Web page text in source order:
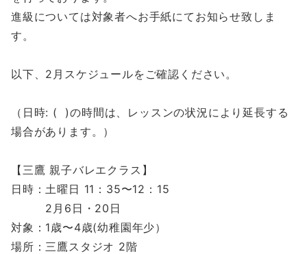
進級については対象者へお手紙にてお知らせ致しま
す。
以下、2月スケジュールをご確認ください。
（日時: ( )の時間は、レッスンの状況により延長する
場合があります。）
【三鷹 親子バレエクラス】
日時：土曜日 11：35〜12：15
2月6日・20日
対象：1歳〜4歳(幼稚園年少）
場所：三鷹スタジオ 2階